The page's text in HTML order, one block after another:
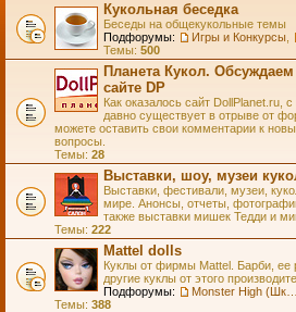
Кукольная беседка
Беседы на общекукольные темы
Подфорумы:
Игры и Конкурсы
Темы: 500
Планета Кукол.
сайте DP
Как оказалось сайт DollPlanet.ru,
давно существует в отрыве от
можете оставить свои комментарии к
вопросы.
Темы: 28
Выставки, шоу, музеи
Выставки, фестивали, музеи,
мире. Анонсы, отчеты,
также выставки мишек Тедди и
Темы: 222
Mattel dolls
Куклы от фирмы Mattel. Барби, ее
другие куклы от этого
Подфорумы:
Темы: 388